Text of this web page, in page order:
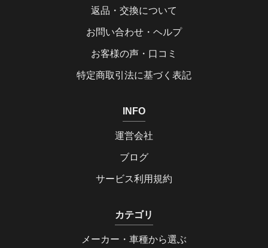
返品・交換について
お問い合わせ・ヘルプ
お客様の声・口コミ
特定商取引法に基づく表記
INFO
運営会社
ブログ
サービス利用規約
カテゴリ
メーカー・車種から選ぶ